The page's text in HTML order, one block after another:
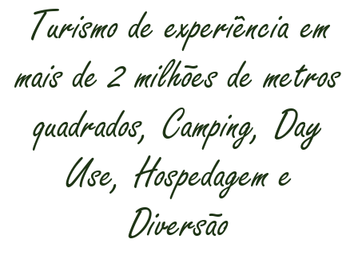
Turismo de experiência em
mais de 2 milhões de metros
quadrados, Camping, Day
Use, Hospedagem e